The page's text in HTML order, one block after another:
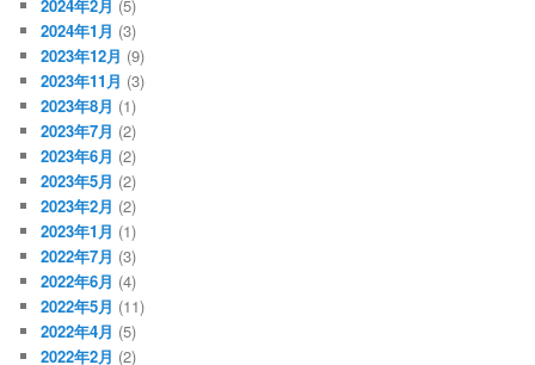
2024年2月 (5)
2024年1月 (3)
2023年12月 (9)
2023年11月 (3)
2023年8月 (1)
2023年7月 (2)
2023年6月 (2)
2023年5月 (2)
2023年2月 (2)
2023年1月 (1)
2022年7月 (3)
2022年6月 (4)
2022年5月 (11)
2022年4月 (5)
2022年2月 (2)